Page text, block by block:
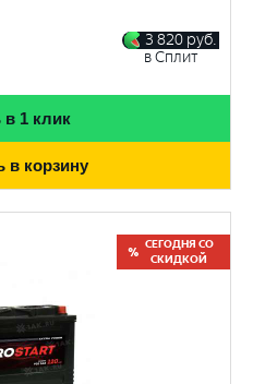
3 820 руб.
в Сплит
в 1 клик
в корзину
СЕГОДНЯ СО
СКИДКОЙ